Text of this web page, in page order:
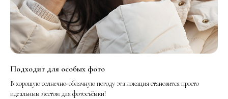
Подходит для особых фото
В хорошую солнечно-облачную погоду эта локация становится просто
идеальным местом для фотосъёмки!